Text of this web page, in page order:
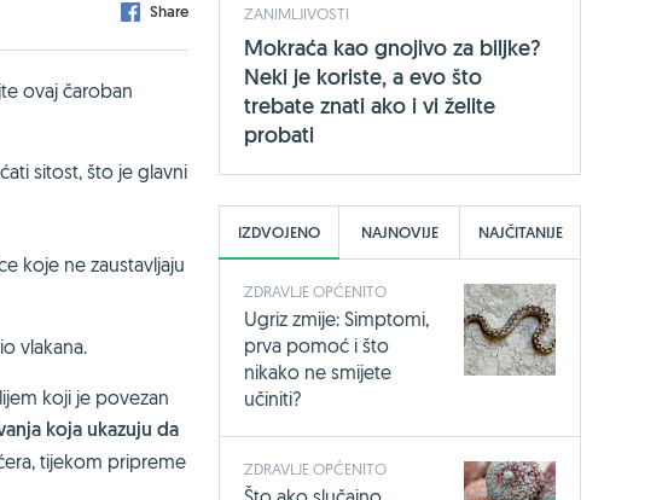
Share
ovaj čaroban
sitost, što je glavni
koje ne zaustavljaju
vlakana.
koji je povezan
koja ukazuju da
tijekom pripreme
ZANIMLJIVOSTI
Mokraća kao gnojivo za biljke?
Neki je koriste, a evo što
trebate znati ako i vi želite
probati
IZDVOJENO NAJNOVIJE NAJČITANIJE
ZDRAVLJE OPĆENITO
Ugriz zmije: Simptomi,
prva pomoć i što
nikako ne smijete
učiniti?
ZDRAVLJE OPĆENITO